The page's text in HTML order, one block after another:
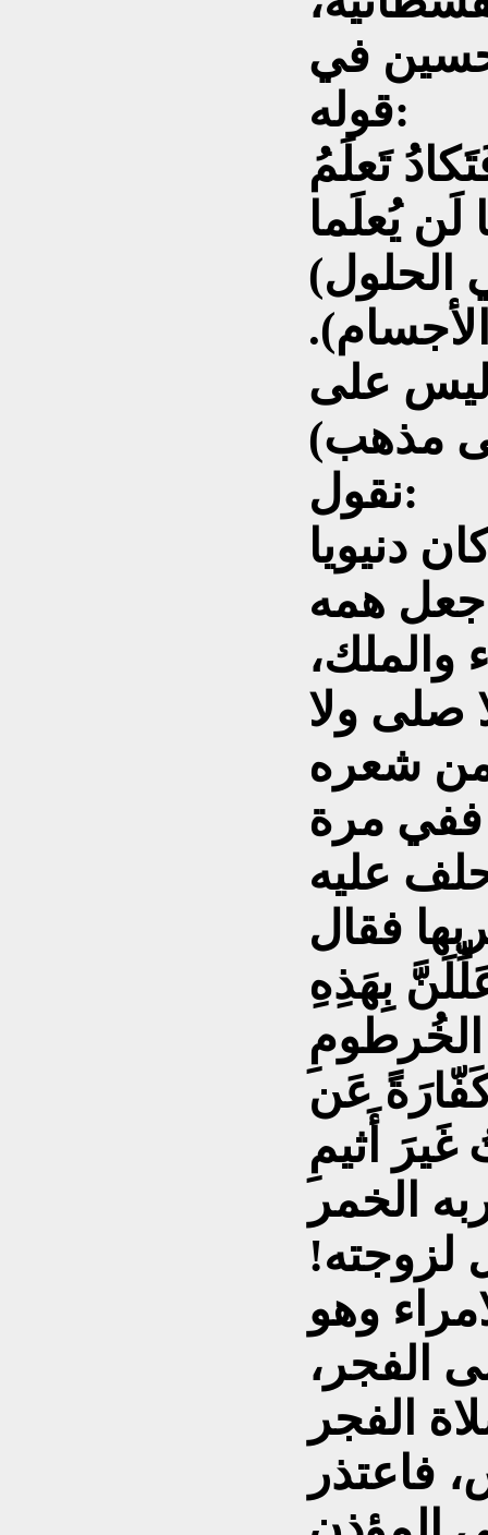
حسين في
قوله:
تَعلَمُ
لَن يُعلَما
(رأياً صريحاً في الحلول)، وهو القول
على
نقول:
دنيويا
جعل همه
والملك،
صلى ولا
من شعره
ففي مرة
عليه
بِهَذِهِ
الخُرطومِ
عَن
أَثيمِ
الخمر
لزوجته!
وهو
الفجر،
الفجر
فاعتذر